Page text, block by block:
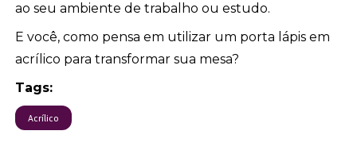
ao seu ambiente de trabalho ou estudo.
E você, como pensa em utilizar um porta lápis em
acrílico para transformar sua mesa?
Tags:
Acrílico